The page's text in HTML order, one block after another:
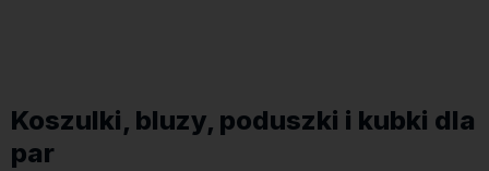
Koszulki, bluzy, poduszki i kubki dla
par